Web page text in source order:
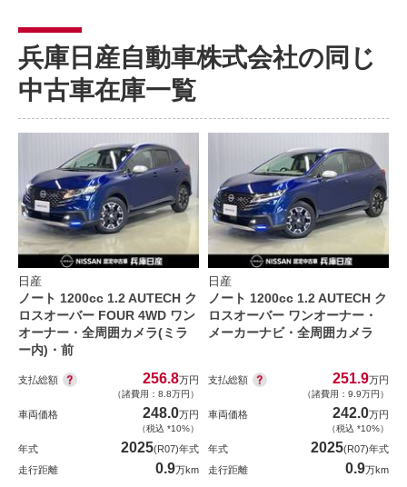
兵庫日産自動車株式会社の同じ
中古車在庫一覧
日産
ノート 1200cc 1.2 AUTECH ク
ロスオーバー FOUR 4WD ワン
オーナー・全周囲カメラ(ミラ
ー内)・前
支払総額 256.8万円
（諸費用：8.8万円）
車両価格 248.0万円
（税込 *10%）
年式 2025(R07)年式
走行距離
0.9万km
日産
ノート 1200cc 1.2 AUTECH ク
ロスオーバー ワンオーナー・
メーカーナビ・全周囲カメラ
支払総額 251.9万円
（諸費用：9.9万円）
車両価格 242.0万円
（税込 *10%）
年式 2025(R07)年式
走行距離
0.9万km